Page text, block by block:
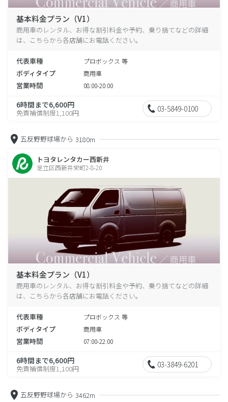
基本料金プラン（V1）
商用車のレンタル、お得な割引料金や予約、乗り捨てなどの詳細
は、こちらから各店舗にお電話ください。
代表車種 プロボックス 等
ボディタイプ 商用車
営業時間 08:00-20:00
6時間まで6,600円
免責補償制度1,100円 03-5849-0100
五反野野球場から 3180m
トヨタレンタカー西新井
足立区西新井栄町2-8-20
基本料金プラン（V1）
商用車のレンタル、お得な割引料金や予約、乗り捨てなどの詳細
は、こちらから各店舗にお電話ください。
代表車種 プロボックス 等
ボディタイプ 商用車
営業時間 07:00-22:00
6時間まで6,600円
免責補償制度1,100円 03-3849-6201
五反野野球場から 3462m